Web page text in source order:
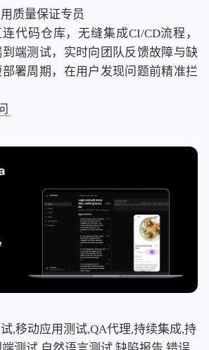
质量保证专员
连代码仓库，无缝集成CI/CD流程，
端测试，实时向团队反馈故障与缺
署周期，在用户发现问题前精准拦
,移动应用测试,QA代理,持续集成,持